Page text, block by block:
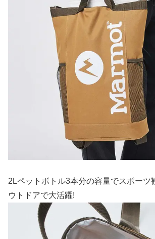
2Lペットボトル3本分の容量でスポーツ
ウトドアで大活躍!